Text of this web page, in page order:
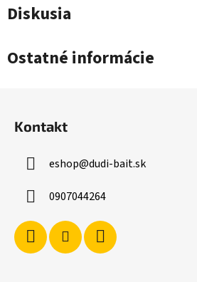
Diskusia
Ostatné informácie
Kontakt
eshop@dudi-bait.sk
0907044264